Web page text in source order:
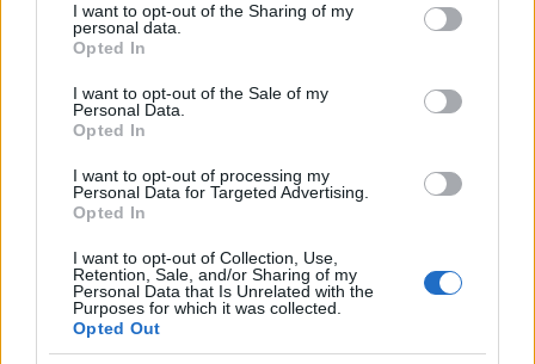
not limited to your visit or usage behaviour. You may click to
grant or deny consent to Google and its third-party tags to
use your data for below specified purposes in below Google
consent section.
I want to opt-out of the Sharing of my
personal data.
Opted In
I want to opt-out of the Sale of my
Personal Data.
Opted In
I want to opt-out of processing my
Personal Data for Targeted Advertising.
Opted In
I want to opt-out of Collection, Use,
Retention, Sale, and/or Sharing of my
Personal Data that Is Unrelated with the
Purposes for which it was collected.
Opted Out